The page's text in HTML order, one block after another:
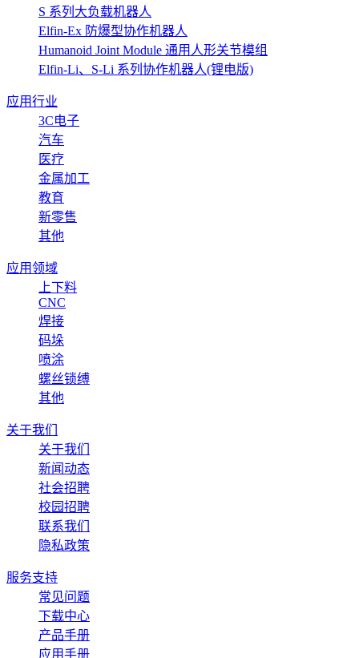
S 系列大负载机器人
Elfin-Ex 防爆型协作机器人
Humanoid Joint Module 通用人形关节模组
Elfin-Li、S-Li 系列协作机器人(锂电版)
应用行业
3C电子
汽车
医疗
金属加工
教育
新零售
其他
应用领域
上下料
CNC
焊接
码垛
喷涂
螺丝锁缚
其他
关于我们
关于我们
新闻动态
社会招聘
校园招聘
联系我们
隐私政策
服务支持
常见问题
下载中心
产品手册
应用手册